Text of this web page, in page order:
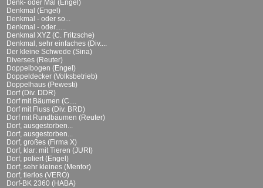
Denk- oder Mal (Engel)
Denkmal (Engel)
Denkmal - oder so...
Denkmal - oder......
Denkmal XYZ (C. Fritzsche)
Denkmal, sehr einfaches (Div....
Der kleine Schwede (Sina)
Diverses (Reuter)
Doppelbogen (Engel)
Doppeldecker (Volksbetrieb)
Doppelhaus (Pewesti)
Dorf (Div. DDR)
Dorf mit Bäumen (C....
Dorf mit Fluss (Div. BRD)
Dorf mit Rundbäumen (Reuter)
Dorf, ausgestorben...
Dorf, ausgestorben...
Dorf, großes (Firma X)
Dorf, klar: mit Tieren (JURI)
Dorf, poliert (Engel)
Dorf, sehr kleines (Mentor)
Dorf, tierlos (VERO)
Dorf-BK 2360 (HABA)